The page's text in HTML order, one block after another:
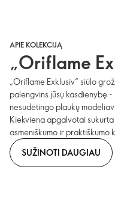
APIE KOLEKCIJĄ
„Oriflame
„Oriflame Exklusiv“ siūlo
palengvins jūsų kasdienybę
nesudėtingo plaukų
Kiekviena apgalvotai
asmeniškumo ir praktiškumo
SUŽINOTI DAUGIAU